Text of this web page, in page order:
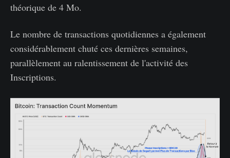
théorique de 4 Mo.
Le nombre de transactions quotidiennes a également
considérablement chuté ces dernières semaines,
parallèlement au ralentissement de l'activité des
Inscriptions.